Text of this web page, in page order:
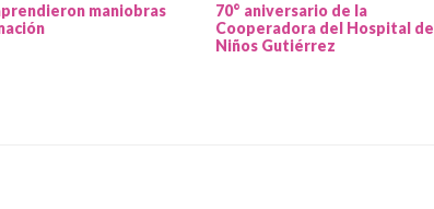
maniobras
70° aniversario de la
Cooperadora del Hospital de
Niños Gutiérrez